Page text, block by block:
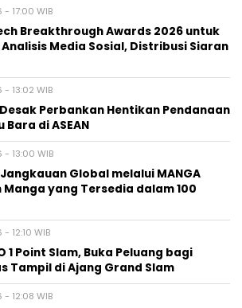
17:00 WIB
Breakthrough Awards 2026 untuk
Media Sosial, Distribusi Siaran
13:02 WIB
Perbankan Hentikan Pendanaan
di ASEAN
13:00 WIB
Global melalui MANGA
Manga yang Tersedia dalam 100
12:10 WIB
1 Point Slam, Buka Peluang bagi
Tampil di Ajang Grand Slam
12:08 WIB